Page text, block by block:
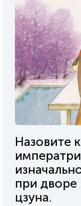
Назовите
при
цзуна.